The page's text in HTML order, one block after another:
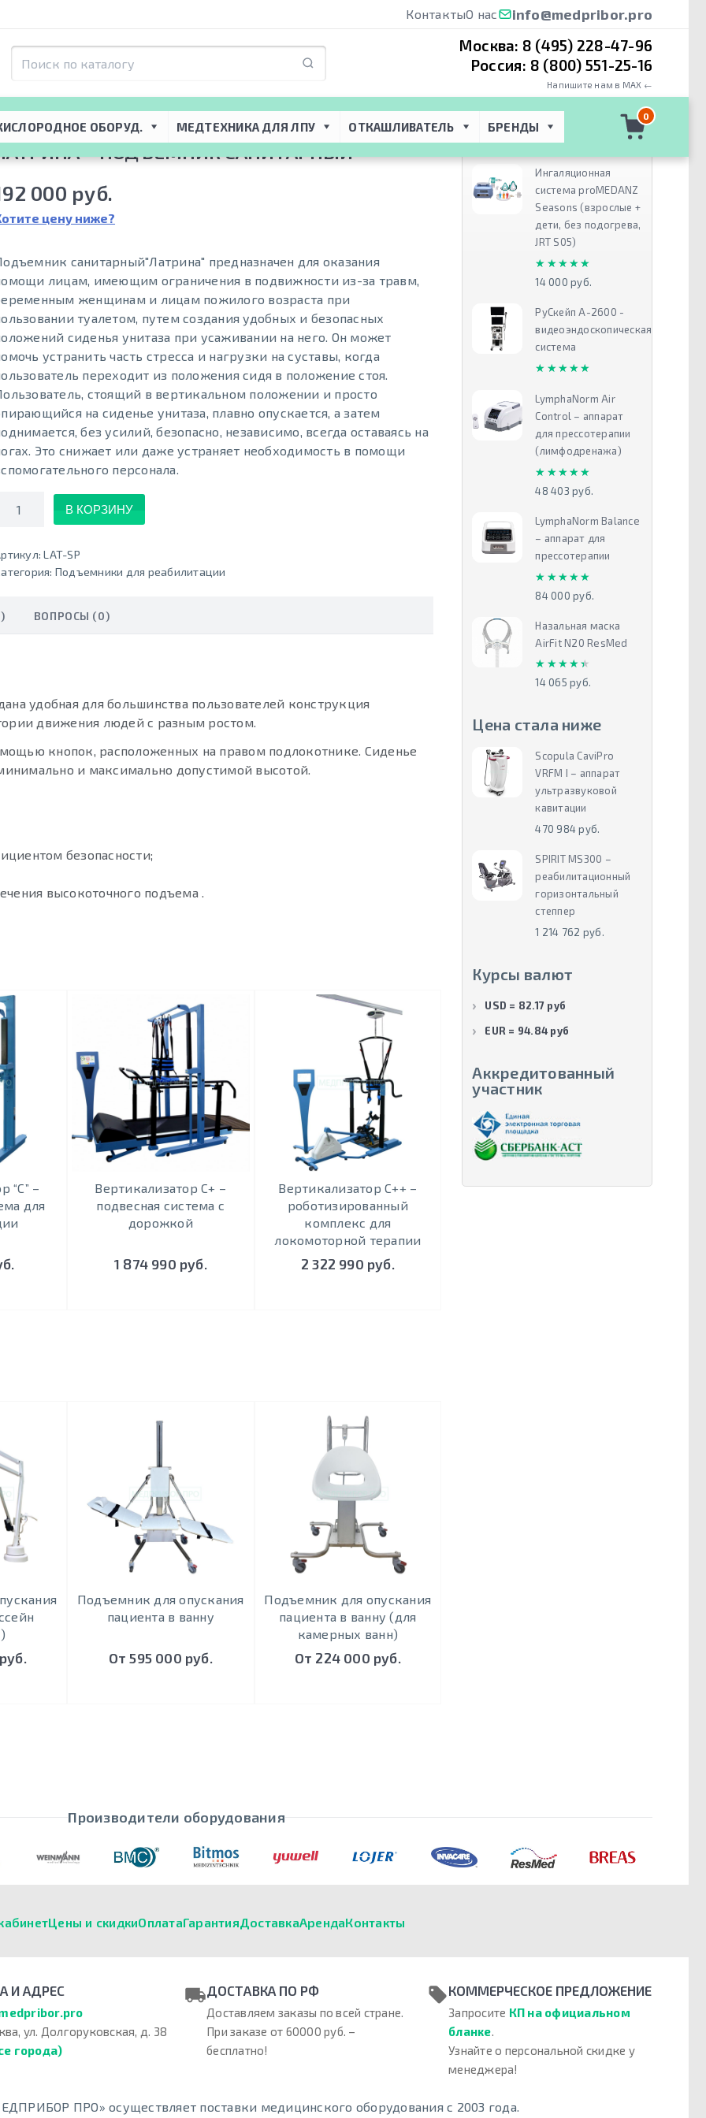
КонтактыО нас info@medpribor.pro
Москва: 8 (495) 228-47-96
Россия: 8 (800) 551-25-16
Напишите нам в MAX ←
ОБОРУД. МЕДТЕХНИКА ДЛЯ ЛПУ ОТКАШЛИВАТЕЛЬ БРЕНДЫ
0
– ПОДЪЕМНИК САНИТАРНЫЙ
000 руб.
цену ниже?
санитарный"Латрина" предназначен для оказания
лицам, имеющим ограничения в подвижности из-за травм,
женщинам и лицам пожилого возраста при
туалетом, путем создания удобных и безопасных
сиденья унитаза при усаживании на него. Он может
устранить часть стресса и нагрузки на суставы, когда
переходит из положения сидя в положение стоя.
стоящий в вертикальном положении и просто
на сиденье унитаза, плавно опускается, а затем
без усилий, безопасно, независимо, всегда оставаясь на
Это снижает или даже устраняет необходимость в помощи
персонала.
В КОРЗИНУ
LAT-SP
Подъемники для реабилитации
ВОПРОСЫ (0)
удобная для большинства пользователей конструкция
движения людей с разным ростом.
кнопок, расположенных на правом подлокотнике. Сиденье
и максимально допустимой высотой.
безопасности;
высокоточного подъема .
“С” –
для
Вертикализатор С+ –
подвесная система с
дорожкой
1 874 990 руб.
Вертикализатор С++ –
роботизированный
комплекс для
локомоторной терапии
2 322 990 руб.
Подъемник для опускания
пациента в ванну
От 595 000 руб.
Подъемник для опускания
пациента в ванну (для
камерных ванн)
От 224 000 руб.
Рекомендуем
Ингаляционная
система proMEDANZ
Seasons (взрослые +
дети, без подогрева,
JRT S05)
★★★★★
★★★★★
14 000 руб.
РуСкейп А-2600 -
видеоэндоскопическая
система
★★★★★
★★★★★
LymphaNorm Air
Control – аппарат
для прессотерапии
(лимфодренажа)
★★★★★
★★★★★
48 403 руб.
LymphaNorm Balance
– аппарат для
прессотерапии
★★★★★
★★★★★
84 000 руб.
Назальная маска
AirFit N20 ResMed
★★★★★
★★★★★
14 065 руб.
Цена стала ниже
Scopula CaviPro
VRFM I – аппарат
ультразвуковой
кавитации
470 984 руб.
SPIRIT MS300 –
реабилитационный
горизонтальный
степпер
1 214 762 руб.
Курсы валют
USD = 82.17 руб
EUR = 94.84 руб
Аккредитованный
участник
Производители оборудования
Цены и скидкиОплатаГарантияДоставкаАрендаКонтакты
И АДРЕС
ул. Долгоруковская, д. 38
города)
ДОСТАВКА ПО РФ
Доставляем заказы по всей стране.
При заказе от 60000 руб. –
бесплатно!
КОММЕРЧЕСКОЕ ПРЕДЛОЖЕНИЕ
Запросите КП на официальном
бланке.
Узнайте о персональной скидке у
менеджера!
ПРО» осуществляет поставки медицинского оборудования с 2003 года.